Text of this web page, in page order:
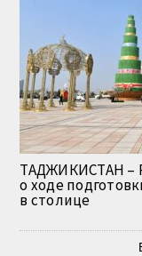
ТАДЖИКИСТАН –
о ходе
в столице